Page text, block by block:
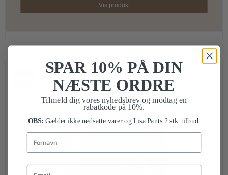
Vis produkt
SPAR 10% PÅ DIN
NÆSTE ORDRE
Tilmeld dig vores nyhedsbrev og modtag en
rabatkode på 10%.
OBS: Gælder ikke nedsatte varer og Lisa Pants 2 stk. tilbud.
Fornavn
Email